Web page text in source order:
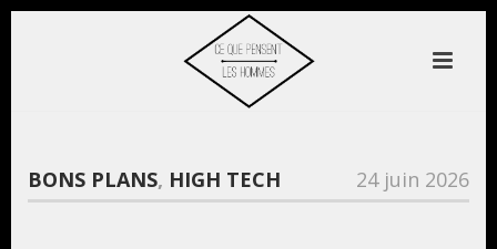
BONS PLANS, HIGH TECH 24 juin 2026